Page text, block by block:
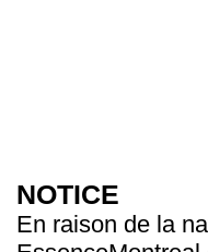
NOTICE
En raison de la